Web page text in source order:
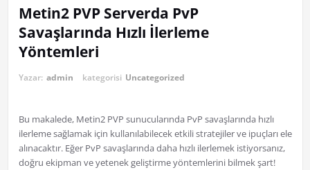
Metin2 PVP Serverda PvP
Savaşlarında Hızlı İlerleme
Yöntemleri
Yazar: admin kategorisi Uncategorized
Bu makalede, Metin2 PVP sunucularında PvP savaşlarında hızlı
ilerleme sağlamak için kullanılabilecek etkili stratejiler ve ipuçları ele
alınacaktır. Eğer PvP savaşlarında daha hızlı ilerlemek istiyorsanız,
doğru ekipman ve yetenek geliştirme yöntemlerini bilmek şart!